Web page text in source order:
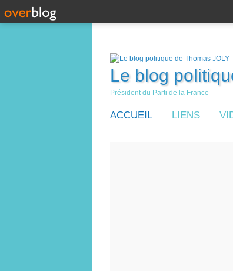
Le blog
Président du Parti de la France
ACCUEIL LIENS